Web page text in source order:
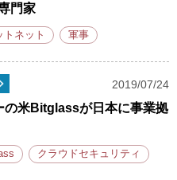
門家
トネット 軍事
2019/07/24
の米Bitglassが日本に事業拠
クラウドセキュリティ